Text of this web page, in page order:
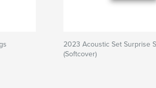
2023 Acoustic Set Surprise
(Softcover)